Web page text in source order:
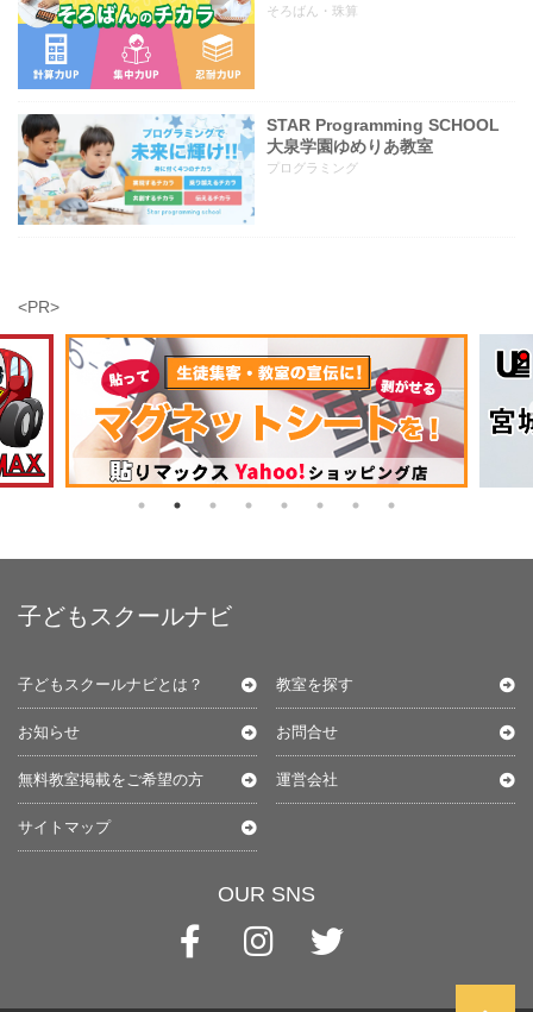
そろばん・珠算
STAR Programming SCHOOL
大泉学園ゆめりあ教室
プログラミング
<PR>
子どもスクールナビ
子どもスクールナビとは？ 教室を探す
お知らせ お問合せ
無料教室掲載をご希望の方 運営会社
サイトマップ
OUR SNS